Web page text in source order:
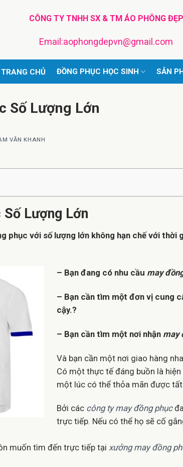
CÔNG TY TNHH SX & TM ÁO PHÔNG ĐẸP
Email:aophongdepvn@gmail.com
TRANG CHỦ ĐỒNG PHỤC HỌC SINH SẢN
Số Lượng Lớn
VĂN KHANH
Lượng Lớn
phục với số lượng lớn không hạn chế với
– Bạn đang có nhu cầu may
– Bạn cần tìm một đơn vị cung
cậy.?
– Bạn cần tìm một nơi nhận may
Và bạn cần một nơi giao hàng
Có một thực tế đáng buồn là
một lúc có thể thỏa mãn được
Bởi các công ty may đồng phục
trực tiếp. Nếu có thể họ sẽ cố
muốn tìm đến trực tiếp tại xưởng may đồng